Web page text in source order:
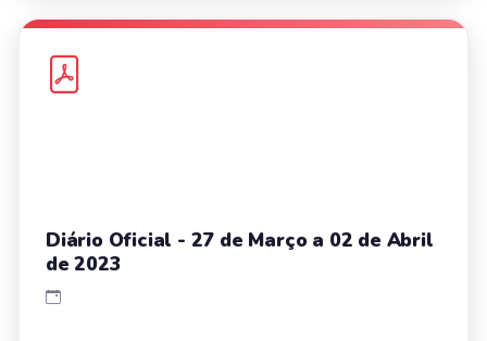
Diário Oficial - 27 de Março a 02 de Abril
de 2023